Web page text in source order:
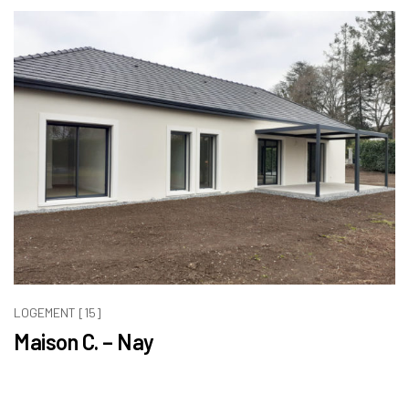
LOGEMENT [15]
Maison C. – Nay